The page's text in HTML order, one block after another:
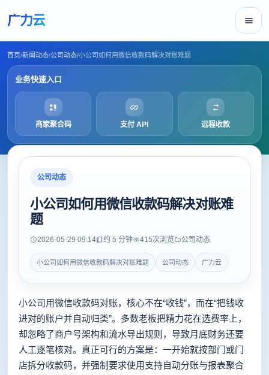
广力云
首页/新闻动态/公司动态/小公司如何用微信收款码解决对账难题
业务快速入口
商家聚合码 支付 API 远程收款
公司动态
小公司如何用微信收款码解决对账难
题
2026-05-29 09:14 约 5 分钟 415次浏览 公司动态
小公司如何用微信收款码解决对账难题 公司动态 广力云
小公司用微信收款码对账，核心不在“收钱”，而在“把钱收
进对的账户并自动归类”。多数老板把精力花在选费率上，
却忽略了商户号架构和流水导出规则，导致月底财务还要
人工逐笔核对。真正可行的方案是：一开始就按部门或门
店拆分收款码，并强制要求使用支持自动分账与报表聚合